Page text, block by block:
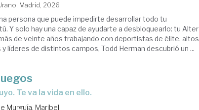
Madrid, 2026
persona que puede impedirte desarrollar todo tu
Y solo hay una capaz de ayudarte a desbloquearlo: tu Alter
de veinte años trabajando con deportistas de élite, altos
líderes de distintos campos, Todd Herman descubrió un ...
Te va la vida en ello.
Murguía, Maribel